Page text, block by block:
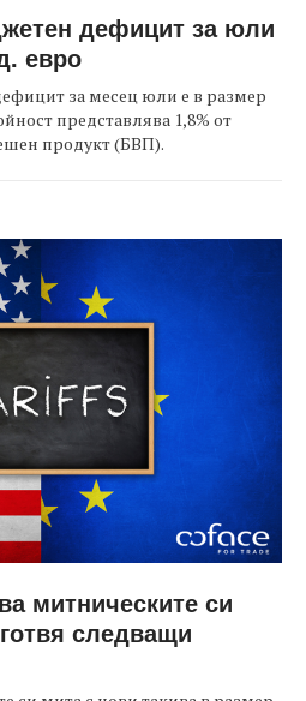
дефицит за юли
евро
за месец юли е в размер
представлява 1,8% от
продукт (БВП).
митническите си
следващи